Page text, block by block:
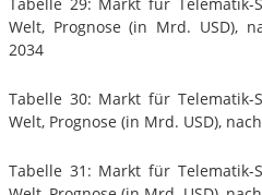
Welt, Prognose (in Mrd. USD),
2034
Tabelle 30: Markt für
Welt, Prognose (in Mrd. USD),
Tabelle 31: Markt für